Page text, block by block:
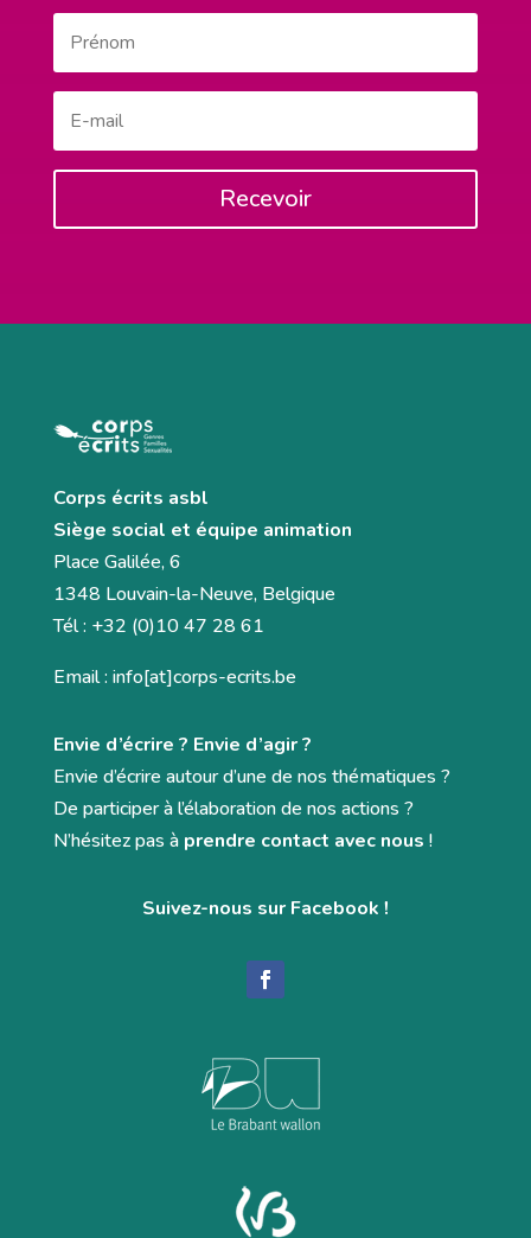
Recevoir
Corps écrits asbl
Siège social et équipe animation
Place Galilée, 6
1348 Louvain-la-Neuve, Belgique
Tél : +32 (0)10 47 28 61
Email : info[at]corps-ecrits.be
Envie d’écrire ? Envie d’agir ?
Envie d’écrire autour d’une de nos thématiques ?
De participer à l’élaboration de nos actions ?
N’hésitez pas à prendre contact avec nous !
Suivez-nous sur Facebook !